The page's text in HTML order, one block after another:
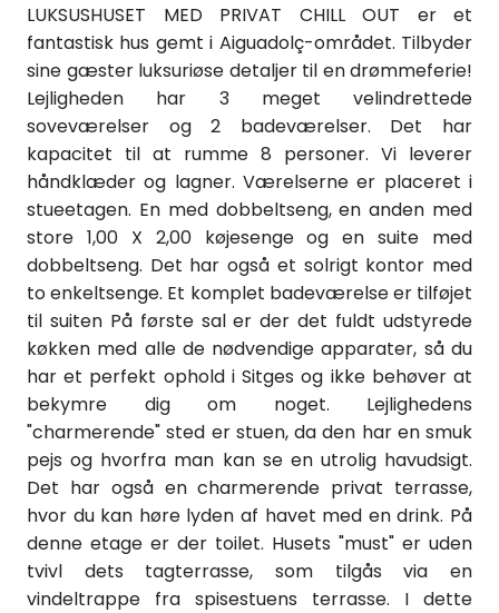
LUKSUSHUSET MED PRIVAT CHILL OUT er et
fantastisk hus gemt i Aiguadolç-området. Tilbyder
sine gæster luksuriøse detaljer til en drømmeferie!
Lejligheden har 3 meget velindrettede
soveværelser og 2 badeværelser. Det har
kapacitet til at rumme 8 personer. Vi leverer
håndklæder og lagner. Værelserne er placeret i
stueetagen. En med dobbeltseng, en anden med
store 1,00 X 2,00 køjesenge og en suite med
dobbeltseng. Det har også et solrigt kontor med
to enkeltsenge. Et komplet badeværelse er tilføjet
til suiten På første sal er der det fuldt udstyrede
køkken med alle de nødvendige apparater, så du
har et perfekt ophold i Sitges og ikke behøver at
bekymre dig om noget. Lejlighedens
"charmerende" sted er stuen, da den har en smuk
pejs og hvorfra man kan se en utrolig havudsigt.
Det har også en charmerende privat terrasse,
hvor du kan høre lyden af havet med en drink. På
denne etage er der toilet. Husets "must" er uden
tvivl dets tagterrasse, som tilgås via en
vindeltrappe fra spisestuens terrasse. I dette